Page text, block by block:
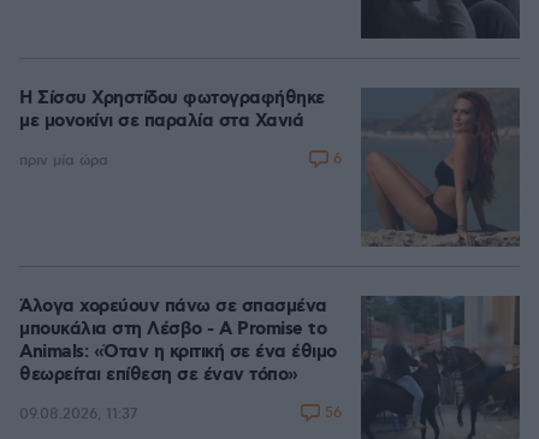
Η Σίσσυ Χρηστίδου φωτογραφήθηκε
με μονοκίνι σε παραλία στα Χανιά
πριν μία ώρα 6
Άλογα χορεύουν πάνω σε σπασμένα
μπουκάλια στη Λέσβο - A Promise to
Animals: «Όταν η κριτική σε ένα έθιμο
θεωρείται επίθεση σε έναν τόπο»
09.08.2026, 11:37 56